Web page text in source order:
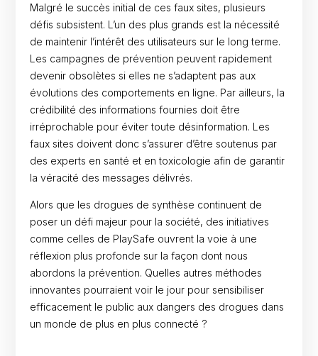
Malgré le succès initial de ces faux sites, plusieurs
défis subsistent. L’un des plus grands est la nécessité
de maintenir l’intérêt des utilisateurs sur le long terme.
Les campagnes de prévention peuvent rapidement
devenir obsolètes si elles ne s’adaptent pas aux
évolutions des comportements en ligne. Par ailleurs, la
crédibilité des informations fournies doit être
irréprochable pour éviter toute désinformation. Les
faux sites doivent donc s’assurer d’être soutenus par
des experts en santé et en toxicologie afin de garantir
la véracité des messages délivrés.
Alors que les drogues de synthèse continuent de
poser un défi majeur pour la société, des initiatives
comme celles de PlaySafe ouvrent la voie à une
réflexion plus profonde sur la façon dont nous
abordons la prévention. Quelles autres méthodes
innovantes pourraient voir le jour pour sensibiliser
efficacement le public aux dangers des drogues dans
un monde de plus en plus connecté ?